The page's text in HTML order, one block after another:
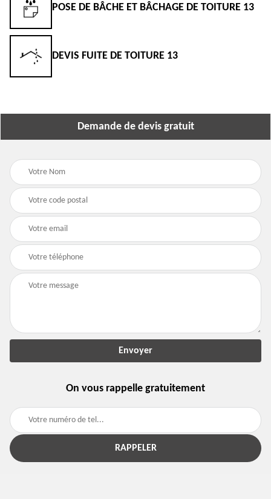
POSE DE BÂCHE ET BÂCHAGE DE TOITURE 13
DEVIS FUITE DE TOITURE 13
Demande de devis gratuit
On vous rappelle gratuitement